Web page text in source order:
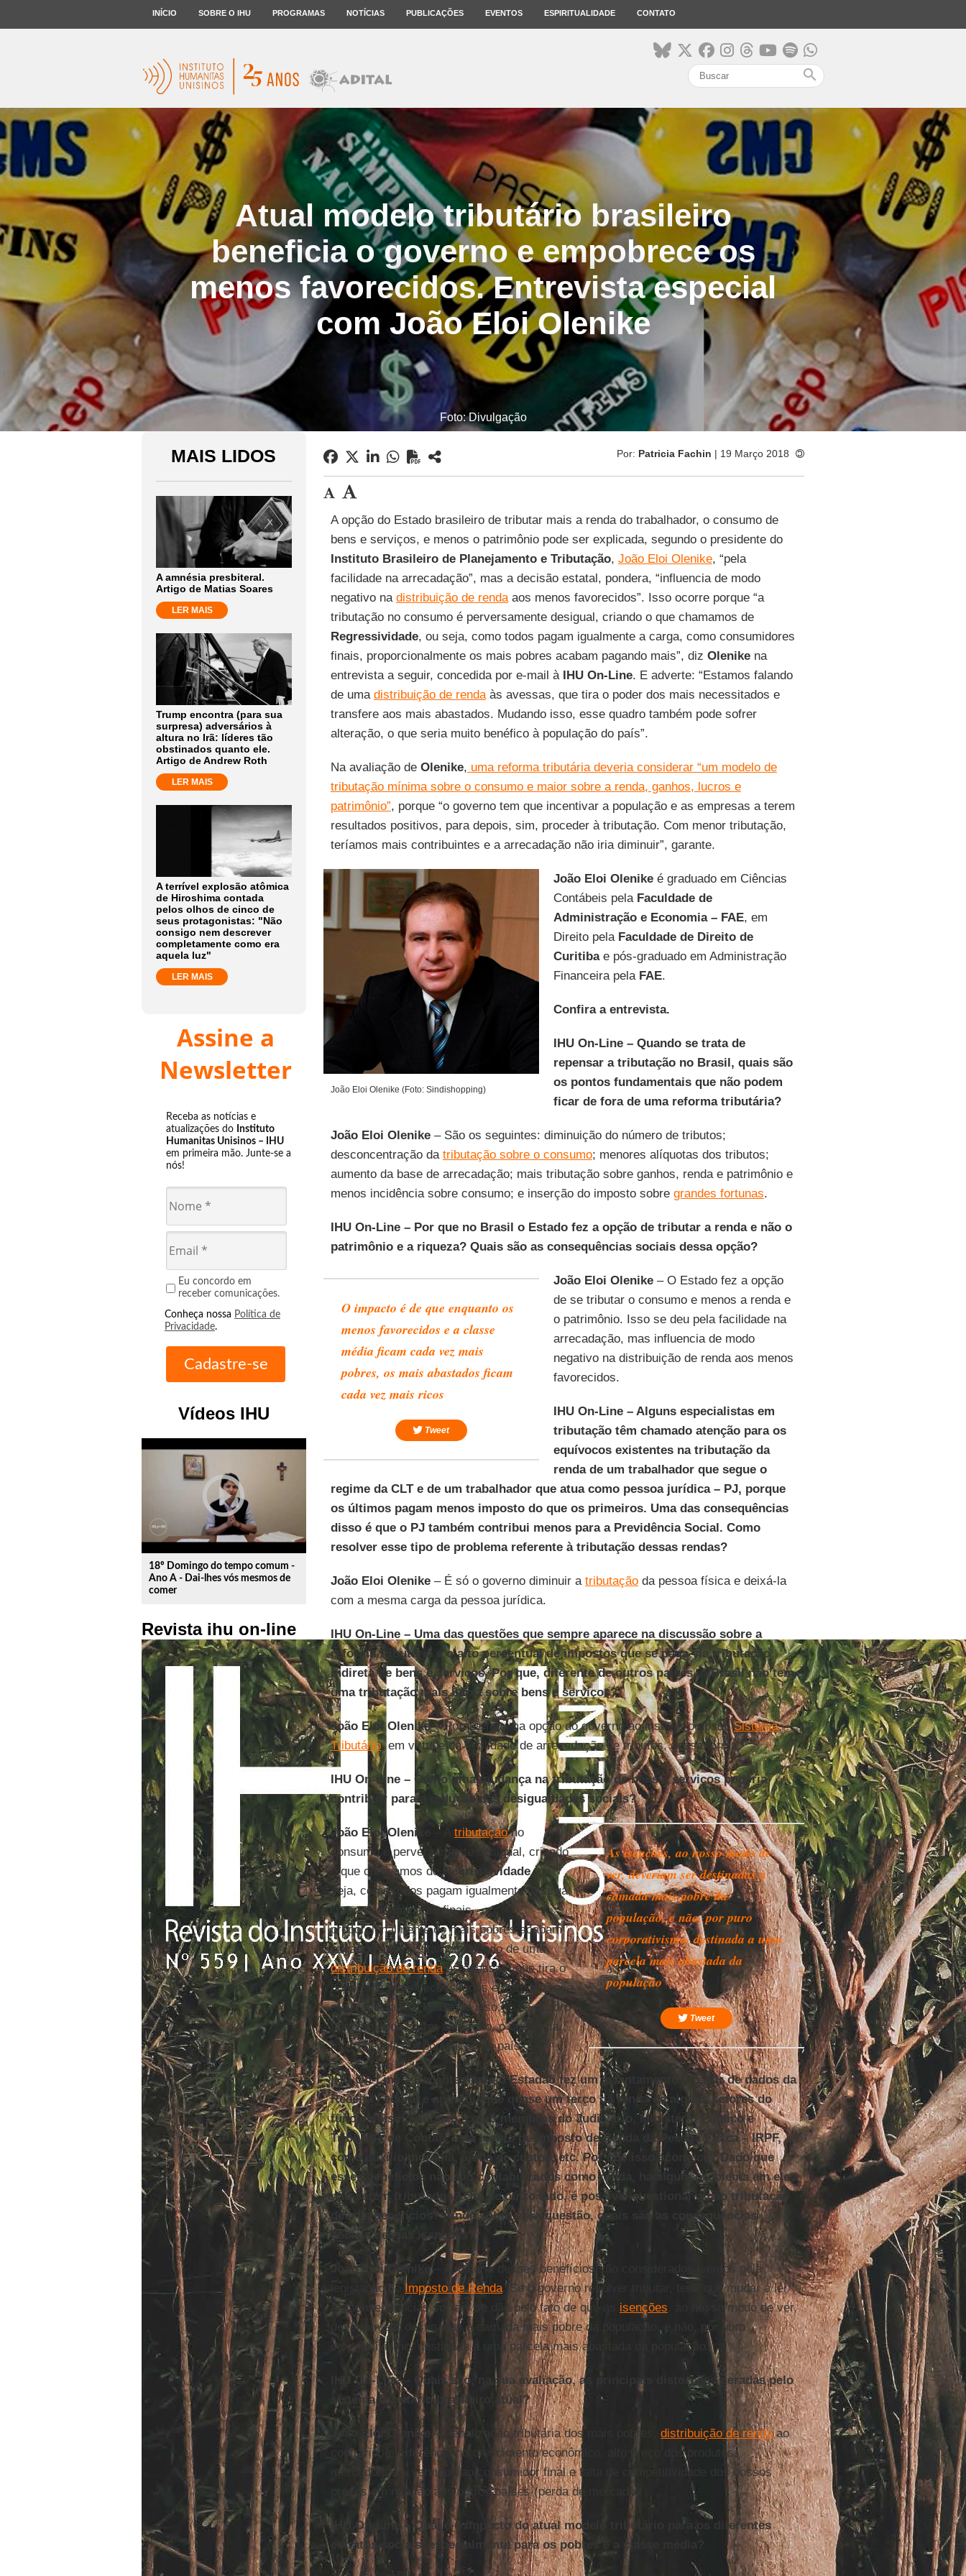
INÍCIO SOBRE O IHU PROGRAMAS NOTÍCIAS PUBLICAÇÕES EVENTOS ESPIRITUALIDADE CONTATO
search
Atual modelo tributário brasileiro
beneficia o governo e empobrece os
menos favorecidos. Entrevista especial
com João Eloi Olenike
Foto: Divulgação
MAIS LIDOS
A amnésia presbiteral.
Artigo de Matias Soares
LER MAIS
Trump encontra (para sua
surpresa) adversários à
altura no Irã: líderes tão
obstinados quanto ele.
Artigo de Andrew Roth
LER MAIS
A terrível explosão atômica
de Hiroshima contada
pelos olhos de cinco de
seus protagonistas: "Não
consigo nem descrever
completamente como era
aquela luz"
LER MAIS
Assine a
Newsletter
Receba as notícias e
atualizações do Instituto
Humanitas Unisinos – IHU
em primeira mão. Junte-se a
nós!
Eu concordo em
receber comunicações.
Conheça nossa Política de
Privacidade.
Vídeos IHU
play_circle_outline
18º Domingo do tempo comum -
Ano A - Dai-lhes vós mesmos de
comer
Revista ihu on-line
Por: Patricia Fachin | 19 Março 2018
A opção do Estado brasileiro de tributar mais a renda do trabalhador, o consumo de
bens e serviços, e menos o patrimônio pode ser explicada, segundo o presidente do
Instituto Brasileiro de Planejamento e Tributação, João Eloi Olenike, “pela
facilidade na arrecadação”, mas a decisão estatal, pondera, “influencia de modo
negativo na distribuição de rendaaos menos favorecidos”. Isso ocorre porque “a
tributação no consumo é perversamente desigual, criando o que chamamos de
Regressividade, ou seja, como todos pagam igualmente a carga, como consumidores
finais, proporcionalmente os mais pobres acabam pagando mais”, diz Olenikena
entrevista a seguir, concedida por e-mail à IHU On-Line. E adverte: “Estamos falando
de uma distribuição de rendaàs avessas, que tira o poder dos mais necessitados e
transfere aos mais abastados. Mudando isso, esse quadro também pode sofrer
alteração, o que seria muito benéfico à população do país”.
Na avaliação de Olenike, uma reforma tributária deveria considerar “um modelo de
tributação mínima sobre o consumo e maior sobre a renda, ganhos, lucros e
patrimônio”, porque “o governo tem que incentivar a população e as empresas a terem
resultados positivos, para depois, sim, proceder à tributação. Com menor tributação,
teríamos mais contribuintes e a arrecadação não iria diminuir”, garante.
João Eloi Olenike (Foto: Sindishopping)
João Eloi Olenikeé graduado em Ciências
Contábeis pela Faculdade de
Administração e Economia – FAE, em
Direito pela Faculdade de Direito de
Curitibae pós-graduado em Administração
Financeira pela FAE.
Confira a entrevista.
IHU On-Line – Quando se trata de
repensar a tributação no Brasil, quais são
os pontos fundamentais que não podem
ficar de fora de uma reforma tributária?
João Eloi Olenike– São os seguintes: diminuição do número de tributos;
desconcentração da tributação sobre o consumo; menores alíquotas dos tributos;
aumento da base de arrecadação; mais tributação sobre ganhos, renda e patrimônio e
menos incidência sobre consumo; e inserção do imposto sobre grandes fortunas.
IHU On-Line – Por que no Brasil o Estado fez a opção de tributar a renda e não o
patrimônio e a riqueza? Quais são as consequências sociais dessa opção?
O impacto é de que enquanto os
menos favorecidos e a classe
média ficam cada vez mais
pobres, os mais abastados ficam
cada vez mais ricos
Tweet
João Eloi Olenike– O Estado fez a opção
de se tributar o consumo e menos a renda e
o patrimônio. Isso se deu pela facilidade na
arrecadação, mas influencia de modo
negativo na distribuição de renda aos menos
favorecidos.
IHU On-Line – Alguns especialistas em
tributação têm chamado atenção para os
equívocos existentes na tributação da
renda de um trabalhador que segue o
regime da CLT e de um trabalhador que atua como pessoa jurídica – PJ, porque
os últimos pagam menos imposto do que os primeiros. Uma das consequências
disso é que o PJ também contribui menos para a Previdência Social. Como
resolver esse tipo de problema referente à tributação dessas rendas?
João Eloi Olenike– É só o governo diminuir a tributaçãoda pessoa física e deixá-la
com a mesma carga da pessoa jurídica.
IHU On-Line – Uma das questões que sempre aparece na discussão sobre a
reforma tributária é o alto percentual de impostos que se paga via tributação
indireta de bens e serviços. Por que, diferente de outros países, o Brasil não tem
uma tributação mais baixa sobre bens e serviços?
João Eloi Olenike– Porque foi uma opção do governo ao instituir o nossoSistema
Tributário, em virtude da facilidade de arrecadação de tributos, dessa forma.
IHU On-Line – Como uma mudança na tributação de bens e serviços poderia
contribuir para a redução das desigualdades sociais?
As isenções, ao nosso modo de
ver, deveriam ser destinadas à
camada mais pobre da
população, e não, por puro
corporativismo, destinada a uma
parcela mais abastada da
população
Tweet
João Eloi Olenike – A tributaçãono
consumo é perversamente desigual, criando
o que chamamos deRegressividade, ou
seja, como todos pagam igualmente a carga,
como consumidores finais,
proporcionalmente os mais pobres acabam
pagando mais. Estamos falando de uma
distribuição de rendaàs avessas, que tira o
poder dos mais necessitados e transfere aos
mais abastados. Mudando isso, esse quadro
também pode sofrer alteração, o que seria
muito benéfico à população do país.
IHU On-Line – Recentemente o Estadão fez um levantamento a partir de dados da
Receita Federal e apontou que quase um terço da renda de alguns setores do
funcionalismo público, como membros do Judiciário, Ministério Público e
Tribunais de Contas, está isento de Imposto de Renda da Pessoa Física – IRPF,
como auxílio moradia, ajuda de custos, etc. Por que isso acontece? Dado que
esses benefícios não são contabilizados como renda, há algum problema em eles
não serem tributados? Ou, de outro lado, é possível questionar a não tributação
desses benefícios? Ainda sobre essa questão, quais são as consequências
sociais dessas isenções?
João Eloi Olenike– A maioria desses benefícios são considerados isentos pela
legislação do Imposto de Renda. Se o governo resolver tributar, teria que mudar a lei.
As consequências sociais se dão pelo fato de que as isenções , ao nosso modo de ver,
deveriam ser destinadas à camada mais pobre da população, e não, por puro
corporativismo, destinada a uma parcela mais abastada da população.
IHU On-Line – Quais são, na sua avaliação, as principais distorções geradas pelo
sistema tributário brasileiro atual?
João Eloi Olenike – Penalização tributária dos mais pobres, distribuição de rendaao
contrário, interferência no crescimento econômico, alto preço dos produtos,
mercadorias e serviços ao consumidor final e falta de competitividade dos nossos
preços em relação aos outros países (perda de mercado).
IHU On-Line – Qual é o impacto do atual modelo tributário para os diferentes
estratos sociais, especialmente para os pobres e a classe média?